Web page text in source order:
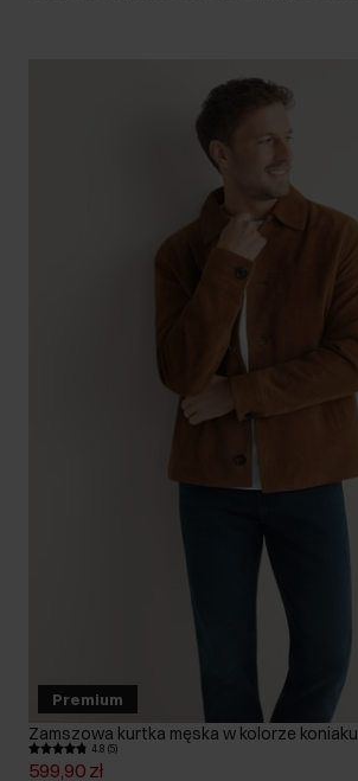
Premium
Zamszowa kurtka męska w kolorze koniaku
4.8 (5)
599,90 zł